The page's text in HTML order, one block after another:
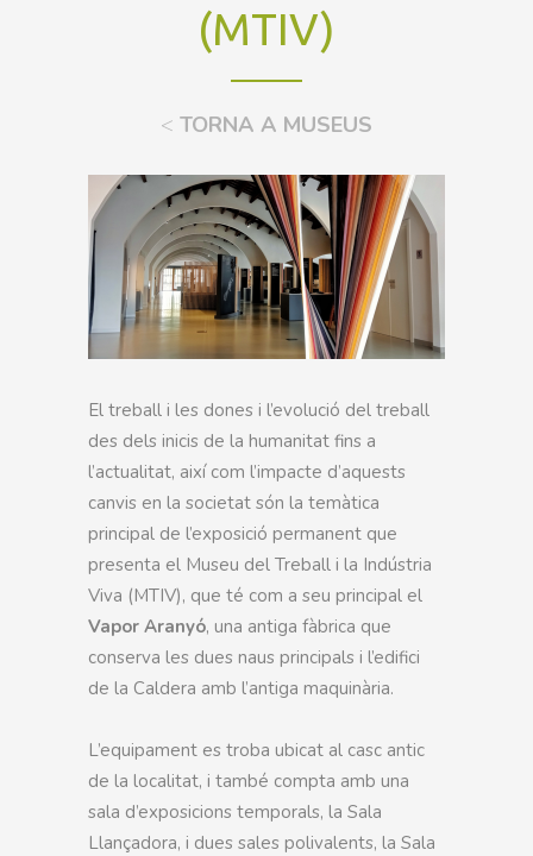
(MTIV)
< TORNA A MUSEUS
El treball i les dones i l’evolució del treball
des dels inicis de la humanitat fins a
l’actualitat, així com l’impacte d’aquests
canvis en la societat són la temàtica
principal de l’exposició permanent que
presenta el Museu del Treball i la Indústria
Viva (MTIV), que té com a seu principal el
Vapor Aranyó, una antiga fàbrica que
conserva les dues naus principals i l’edifici
de la Caldera amb l’antiga maquinària.
L’equipament es troba ubicat al casc antic
de la localitat, i també compta amb una
sala d’exposicions temporals, la Sala
Llançadora, i dues sales polivalents, la Sala